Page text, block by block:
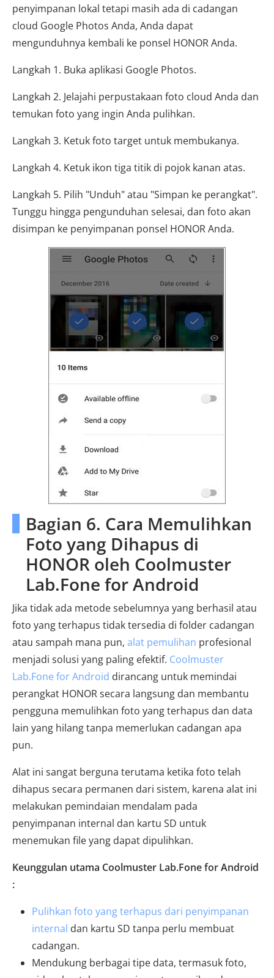
penyimpanan lokal tetapi masih ada di cadangan
cloud Google Photos Anda, Anda dapat
mengunduhnya kembali ke ponsel HONOR Anda.
Langkah 1. Buka aplikasi Google Photos.
Langkah 2. Jelajahi perpustakaan foto cloud Anda dan
temukan foto yang ingin Anda pulihkan.
Langkah 3. Ketuk foto target untuk membukanya.
Langkah 4. Ketuk ikon tiga titik di pojok kanan atas.
Langkah 5. Pilih "Unduh" atau "Simpan ke perangkat".
Tunggu hingga pengunduhan selesai, dan foto akan
disimpan ke penyimpanan ponsel HONOR Anda.
Bagian 6. Cara Memulihkan
Foto yang Dihapus di
HONOR oleh Coolmuster
Lab.Fone for Android
Jika tidak ada metode sebelumnya yang berhasil atau
foto yang terhapus tidak tersedia di folder cadangan
atau sampah mana pun, alat pemulihan profesional
menjadi solusi yang paling efektif. Coolmuster
Lab.Fone for Android dirancang untuk memindai
perangkat HONOR secara langsung dan membantu
pengguna memulihkan foto yang terhapus dan data
lain yang hilang tanpa memerlukan cadangan apa
pun.
Alat ini sangat berguna terutama ketika foto telah
dihapus secara permanen dari sistem, karena alat ini
melakukan pemindaian mendalam pada
penyimpanan internal dan kartu SD untuk
menemukan file yang dapat dipulihkan.
Keunggulan utama Coolmuster Lab.Fone for Android
:
Pulihkan foto yang terhapus dari penyimpanan
internal dan kartu SD tanpa perlu membuat
cadangan.
Mendukung berbagai tipe data, termasuk foto,